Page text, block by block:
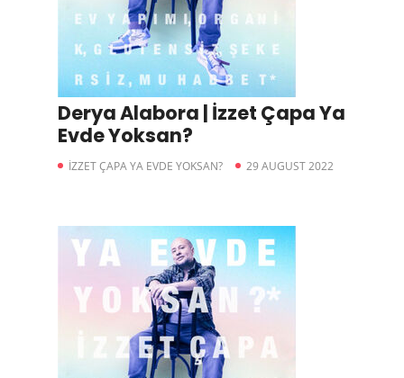
Derya Alabora | İzzet Çapa Ya
Evde Yoksan?
İZZET ÇAPA YA EVDE YOKSAN? 29 AUGUST 2022